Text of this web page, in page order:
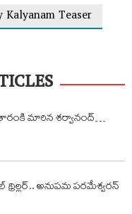
Kalyanam Teaser
మారిన శ‌ర్వానంద్…
అనుపమ పరమేశ్వరన్